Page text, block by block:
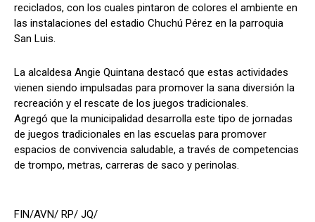
reciclados, con los cuales pintaron de colores el ambiente en
las instalaciones del estadio Chuchú Pérez en la parroquia
San Luis.
La alcaldesa Angie Quintana destacó que estas actividades
vienen siendo impulsadas para promover la sana diversión la
recreación y el rescate de los juegos tradicionales.
Agregó que la municipalidad desarrolla este tipo de jornadas
de juegos tradicionales en las escuelas para promover
espacios de convivencia saludable, a través de competencias
de trompo, metras, carreras de saco y perinolas.
FIN/AVN/ RP/ JQ/